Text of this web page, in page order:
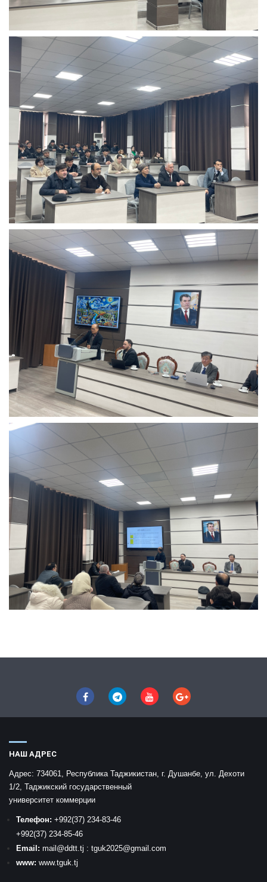
НАШ АДРЕС
Адрес: 734061, Республика Таджикистан, г. Душанбе, ул. Дехоти
1/2, Таджикский государственный
университет коммерции
Телефон: +992(37) 234-83-46
+992(37) 234-85-46
Email: mail @ddtt.tj : tguk2025@gmail.com
www: www.tguk.tj